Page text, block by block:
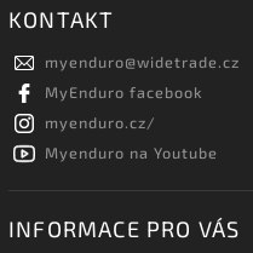
KONTAKT
myenduro@widetrade.cz
MyEnduro facebook
myenduro.cz/
Myenduro na Youtube
INFORMACE PRO VÁS